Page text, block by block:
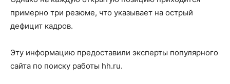
примерно три резюме, что указывает на острый
дефицит кадров.
Эту информацию предоставили эксперты популярного
сайта по поиску работы hh.ru.